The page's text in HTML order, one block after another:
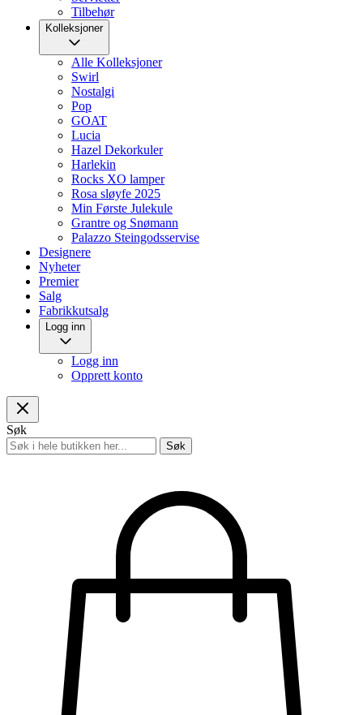
Tilbehør
Kolleksjoner
Alle Kolleksjoner
Swirl
Nostalgi
Pop
GOAT
Lucia
Hazel Dekorkuler
Harlekin
Rocks XO lamper
Rosa sløyfe 2025
Min Første Julekule
Grantre og Snømann
Palazzo Steingodsservise
Designere
Nyheter
Premier
Salg
Fabrikkutsalg
Logg inn
Logg inn
Opprett konto
Søk
Søk